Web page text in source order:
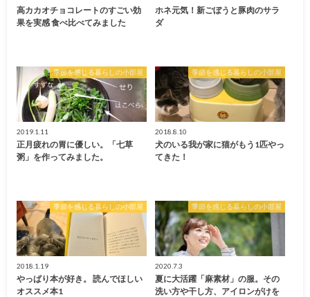
高カカオチョコレートのすごい効
果を実感 食べ比べてみました
ホネ元気！新ごぼうと豚肉のサラ
ダ
季節を感じる暮らしの小部屋
2019.1.11
正月疲れの胃に優しい。「七草
粥」を作ってみました。
季節を感じる暮らしの小部屋
2018.8.10
犬のいる我が家に猫がもう1匹やっ
てきた！
季節を感じる暮らしの小部屋
2018.1.19
やっぱり本が好き。 読んでほしい
オススメ本1
季節を感じる暮らしの小部屋
2020.7.3
夏に大活躍「麻素材」の服。その
洗い方や干し方、アイロンがけを